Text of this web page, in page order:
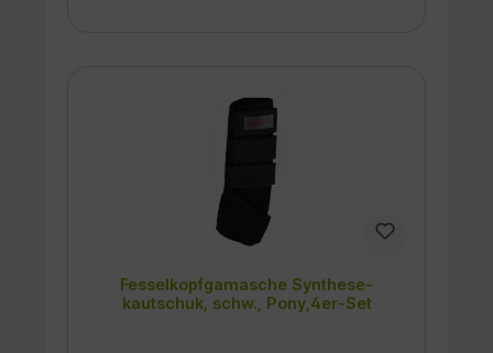
Fesselkopfgamasche Synthese-
kautschuk, schw., Pony,4er-Set